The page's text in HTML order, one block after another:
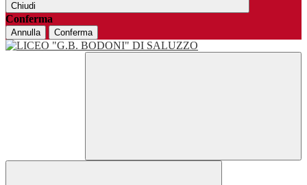
Chiudi
Conferma
Annulla Conferma